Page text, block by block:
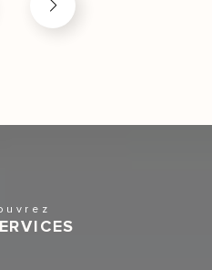
d’agent vous a convaincu
ou par téléphone au